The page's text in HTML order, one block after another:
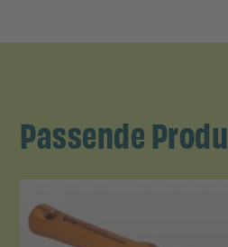
Passende